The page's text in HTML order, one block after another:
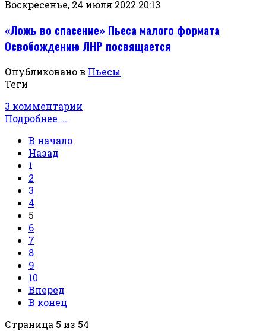
Воскресенье, 24 июля 2022 20:13
«Ложь во спасение» Пьеса малого формата
Освобождению ЛНР посвящается
Опубликовано в Пьесы
Теги
3 комментарии
Подробнее ...
В начало
Назад
1
2
3
4
5
6
7
8
9
10
Вперед
В конец
Страница 5 из 54